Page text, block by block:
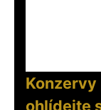
Konzervy
ohlídejte